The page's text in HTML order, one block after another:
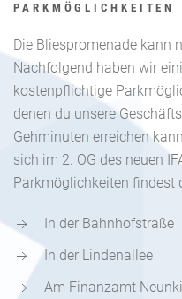
PARKMÖGLICHKEITEN
Die Bliespromenade kann
Nachfolgend haben wir
kostenpflichtige
denen du unsere
Gehminuten erreichen
sich im 2. OG des neuen
Parkmöglichkeiten findest
In der Bahnhofstraße
In der Lindenallee
Am Finanzamt